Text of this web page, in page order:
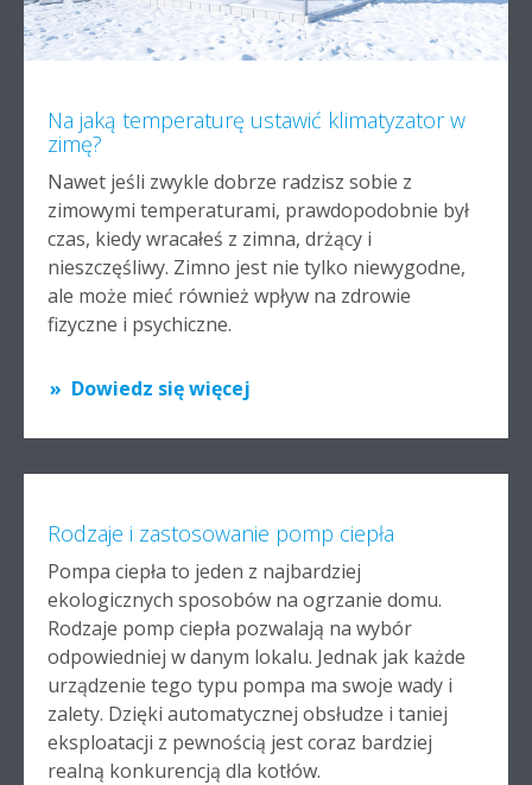
Na jaką temperaturę ustawić klimatyzator w
zimę?
Nawet jeśli zwykle dobrze radzisz sobie z
zimowymi temperaturami, prawdopodobnie był
czas, kiedy wracałeś z zimna, drżący i
nieszczęśliwy. Zimno jest nie tylko niewygodne,
ale może mieć również wpływ na zdrowie
fizyczne i psychiczne.
Dowiedz się więcej
Rodzaje i zastosowanie pomp ciepła
Pompa ciepła to jeden z najbardziej
ekologicznych sposobów na ogrzanie domu.
Rodzaje pomp ciepła pozwalają na wybór
odpowiedniej w danym lokalu. Jednak jak każde
urządzenie tego typu pompa ma swoje wady i
zalety. Dzięki automatycznej obsłudze i taniej
eksploatacji z pewnością jest coraz bardziej
realną konkurencją dla kotłów.